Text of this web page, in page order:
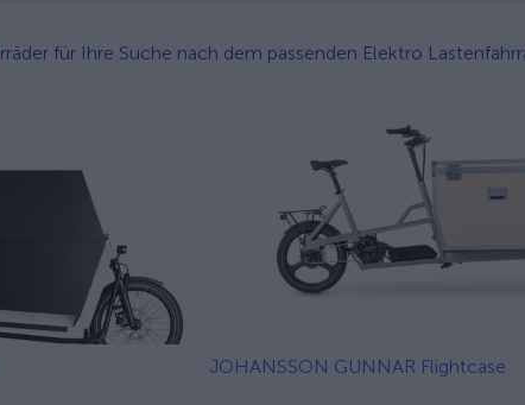
für Ihre Suche nach dem passenden Elektro
JOHANSSON GUNNAR Flightcase